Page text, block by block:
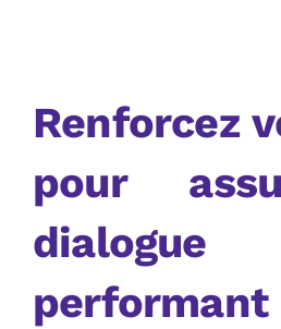
Renforcez
pour